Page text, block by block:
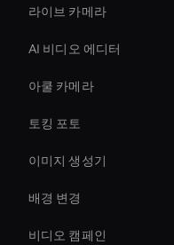
라이브 카메라
AI 비디오 에디터
아쿨 카메라
토킹 포토
이미지 생성기
배경 변경
비디오 캠페인